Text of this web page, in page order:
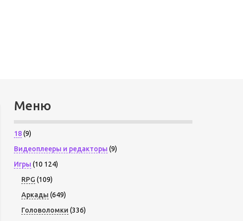
Меню
18(9)
Видеоплееры и редакторы (9)
Игры (10 124)
RPG (109)
Аркады (649)
Головоломки (336)